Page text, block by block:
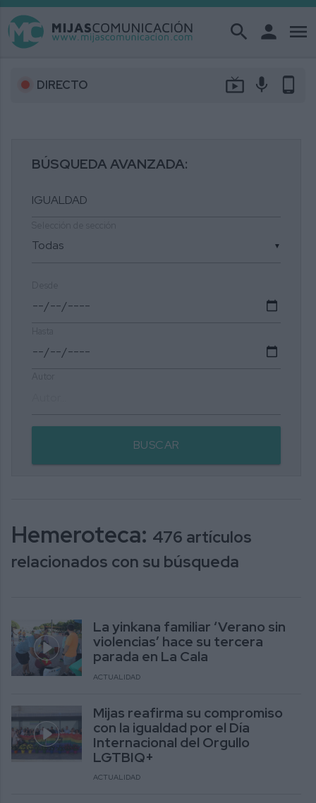
search person menu
DIRECTO live_tv mic phone_android
BÚSQUEDA AVANZADA:
▼
BUSCAR
Hemeroteca: 476 artículos
relacionados con su búsqueda
La yinkana familiar ‘Verano sin
violencias’ hace su tercera
parada en La Cala
ACTUALIDAD
Mijas reafirma su compromiso
con la igualdad por el Día
Internacional del Orgullo
LGTBIQ+
ACTUALIDAD